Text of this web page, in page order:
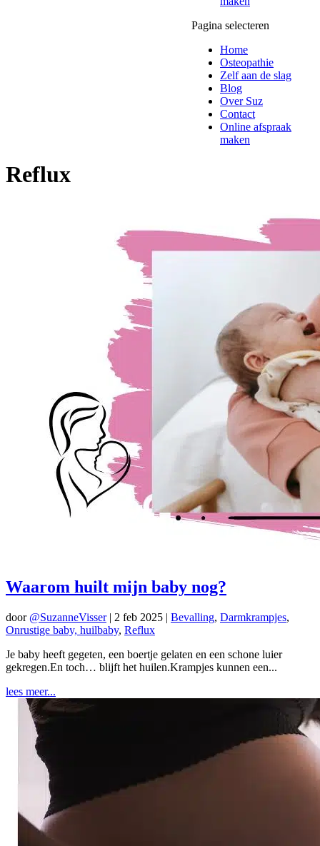
Pagina selecteren
Home
Osteopathie
Zelf aan de slag
Blog
Over Suz
Contact
Online afspraak
maken
Reflux
Waarom huilt mijn baby nog?
door @SuzanneVisser| 2 feb 2025 | Bevalling, Darmkrampjes,
Onrustige baby, huilbaby, Reflux
Je baby heeft gegeten, een boertje gelaten en een schone luier
gekregen.En toch… blijft het huilen.Krampjes kunnen een...
lees meer...